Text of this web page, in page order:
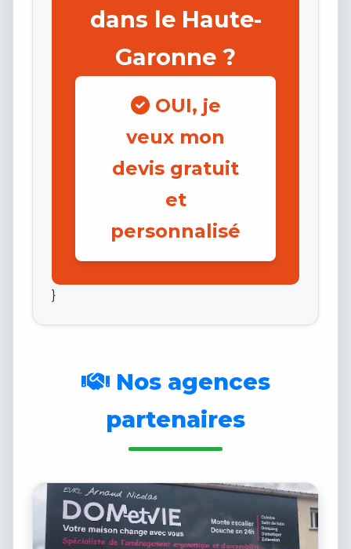
dans le Haute-
Garonne ?
OUI, je
veux mon
devis gratuit
et
personnalisé
}
Nos agences
partenaires